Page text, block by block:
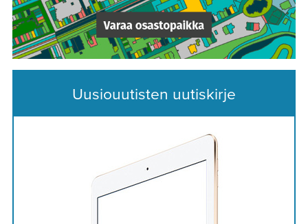
Uusiouutisten uutiskirje